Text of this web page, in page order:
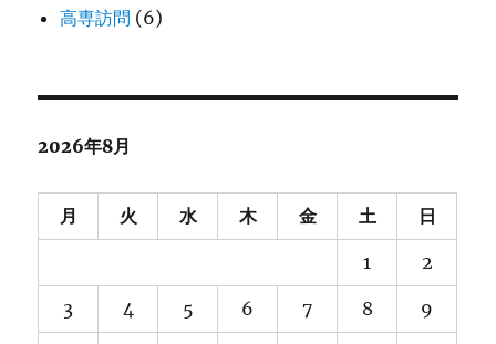
高専訪問 (6)
2026年8月
月 火 水 木 金 土 日
1 2
3 4 5 6 7 8 9